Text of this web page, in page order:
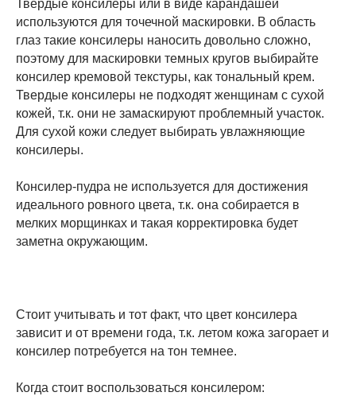
Твердые консилеры или в виде карандашей
используются для точечной маскировки. В область
глаз такие консилеры наносить довольно сложно,
поэтому для маскировки темных кругов выбирайте
консилер кремовой текстуры, как тональный крем.
Твердые консилеры не подходят женщинам с сухой
кожей, т.к. они не замаскируют проблемный участок.
Для сухой кожи следует выбирать увлажняющие
консилеры.
Консилер-пудра не используется для достижения
идеального ровного цвета, т.к. она собирается в
мелких морщинках и такая корректировка будет
заметна окружающим.
Стоит учитывать и тот факт, что цвет консилера
зависит и от времени года, т.к. летом кожа загорает и
консилер потребуется на тон темнее.
Когда стоит воспользоваться консилером: